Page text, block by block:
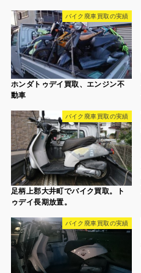
バイク廃車買取の実績
ホンダトゥデイ買取、エンジン不
動車
バイク廃車買取の実績
足柄上郡大井町でバイク買取。ト
ゥデイ長期放置。
バイク廃車買取の実績